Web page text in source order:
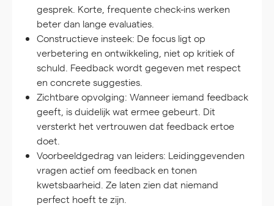
gesprek. Korte, frequente check-ins werken
beter dan lange evaluaties.
Constructieve insteek: De focus ligt op
verbetering en ontwikkeling, niet op kritiek of
schuld. Feedback wordt gegeven met respect
en concrete suggesties.
Zichtbare opvolging: Wanneer iemand feedback
geeft, is duidelijk wat ermee gebeurt. Dit
versterkt het vertrouwen dat feedback ertoe
doet.
Voorbeeldgedrag van leiders: Leidinggevenden
vragen actief om feedback en tonen
kwetsbaarheid. Ze laten zien dat niemand
perfect hoeft te zijn.